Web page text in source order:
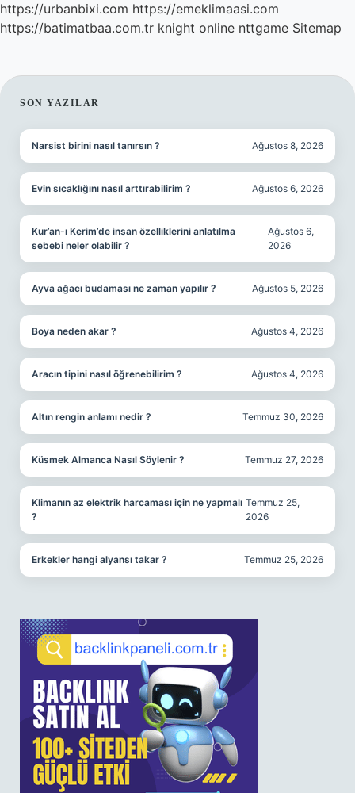
https://urbanbixi.com https://emeklimaasi.com
https://batimatbaa.com.tr knight online nttgame Sitemap
SIDEBAR
SON YAZILAR
Narsist birini nasıl tanırsın ? Ağustos 8, 2026
Evin sıcaklığını nasıl arttırabilirim ? Ağustos 6, 2026
Kur’an-ı Kerim’de insan özelliklerini anlatılma
sebebi neler olabilir ?
Ağustos 6,
2026
Ayva ağacı budaması ne zaman yapılır ? Ağustos 5, 2026
Boya neden akar ? Ağustos 4, 2026
Aracın tipini nasıl öğrenebilirim ? Ağustos 4, 2026
Altın rengin anlamı nedir ? Temmuz 30, 2026
Küsmek Almanca Nasıl Söylenir ? Temmuz 27, 2026
Klimanın az elektrik harcaması için ne yapmalı
?
Temmuz 25,
2026
Erkekler hangi alyansı takar ? Temmuz 25, 2026